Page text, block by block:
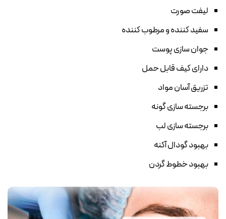
لیفت صورت
سفید کننده و مرطوب کننده
جوان سازی پوست
دارای کیف قابل حمل
تزریق آسان مواد
برجسته سازی گونه
برجسته سازی لب
بهبود گودال آکنه
بهبود خطوط گردن